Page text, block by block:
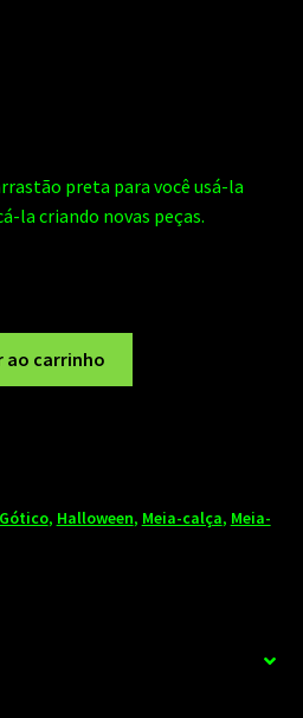
preta para você usá-la
la criando novas peças.
ao carrinho
Gótico, Halloween, Meia-calça, Meia-